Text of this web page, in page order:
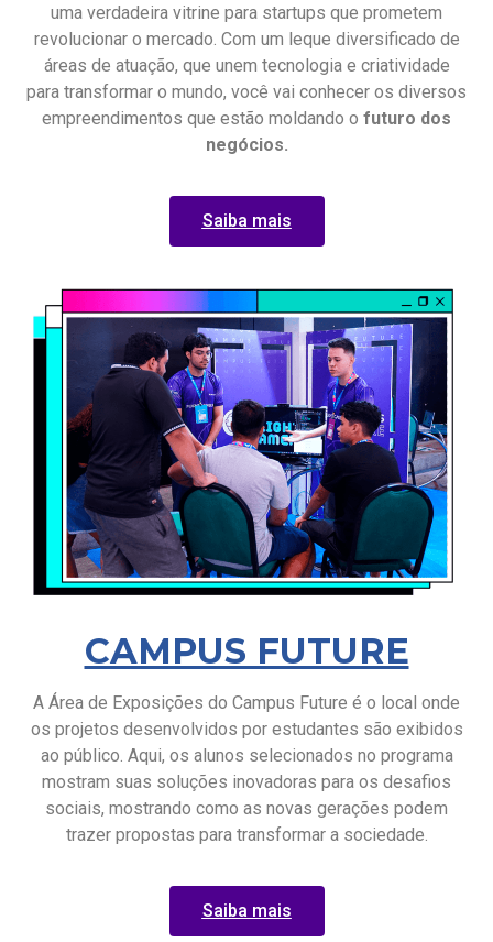
uma verdadeira vitrine para startups que prometem
revolucionar o mercado. Com um leque diversificado de
áreas de atuação, que unem tecnologia e criatividade
para transformar o mundo, você vai conhecer os diversos
empreendimentos que estão moldando o futuro dos
negócios.
Saiba mais
CAMPUS FUTURE
A Área de Exposições do Campus Future é o local onde
os projetos desenvolvidos por estudantes são exibidos
ao público. Aqui, os alunos selecionados no programa
mostram suas soluções inovadoras para os desafios
sociais, mostrando como as novas gerações podem
trazer propostas para transformar a sociedade.
Saiba mais